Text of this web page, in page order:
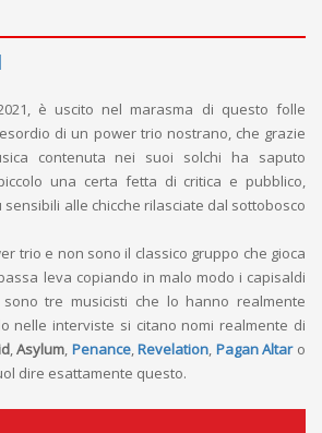
è uscito nel marasma di questo folle
di un power trio nostrano, che grazie
contenuta nei suoi solchi ha saputo
una certa fetta di critica e pubblico,
alle chicche rilasciate dal sottobosco
trio e non sono il classico gruppo che gioca
leva copiando in malo modo i capisaldi
tre musicisti che lo hanno realmente
nelle interviste si citano nomi realmente di
,Asylum, Penance,Revelation, Pagan Altaro
dire esattamente questo.